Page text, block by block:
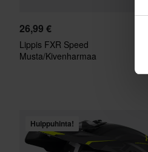
26,99 €
Lippis FXR Speed
Musta/Kivenharmaa
Huippuhinta!